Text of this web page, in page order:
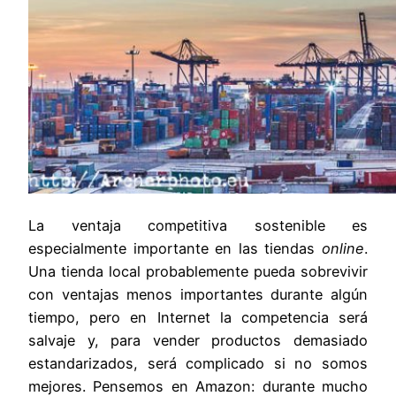
La ventaja competitiva sostenible es
especialmente importante en las tiendas online.
Una tienda local probablemente pueda sobrevivir
con ventajas menos importantes durante algún
tiempo, pero en Internet la competencia será
salvaje y, para vender productos demasiado
estandarizados, será complicado si no somos
mejores. Pensemos en Amazon: durante mucho